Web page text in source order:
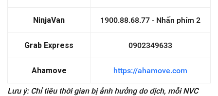
NinjaVan 1900.88.68.77 - Nhấn phím 2
Grab Express 0902349633
Ahamove https://ahamove.com
Lưu ý: Chỉ tiêu thời gian bị ảnh hưởng do dịch, mỗi NVC